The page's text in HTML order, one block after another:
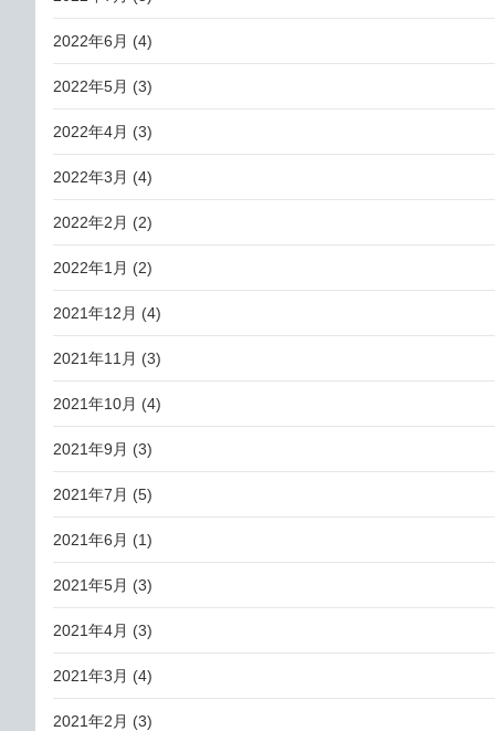
2022年6月 (4)
2022年5月 (3)
2022年4月 (3)
2022年3月 (4)
2022年2月 (2)
2022年1月 (2)
2021年12月 (4)
2021年11月 (3)
2021年10月 (4)
2021年9月 (3)
2021年7月 (5)
2021年6月 (1)
2021年5月 (3)
2021年4月 (3)
2021年3月 (4)
2021年2月 (3)